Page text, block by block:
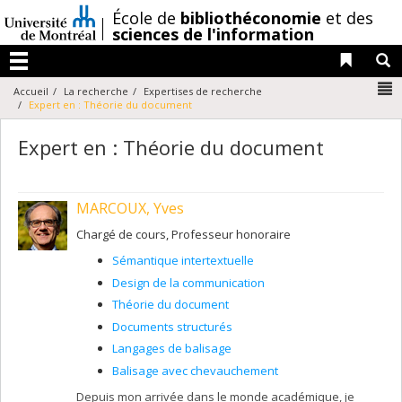
au
contenu
/École de bibliothéconomie et des
sciences de l'information
Menu
Liens
Accueil La recherche
Expertises de recherche
Expert en : Théorie du document
Expert en : Théorie du document
MARCOUX, Yves
Chargé de cours, Professeur honoraire
Sémantique intertextuelle
Design de la communication
Théorie du document
Documents structurés
Langages de balisage
Balisage avec chevauchement
Depuis mon arrivée dans le monde académique, je